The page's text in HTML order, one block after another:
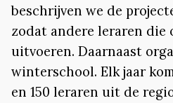
beschrijven we de
zodat andere leraren die
uitvoeren. Daarnaast
winterschool. Elk jaar
en 150 leraren uit de